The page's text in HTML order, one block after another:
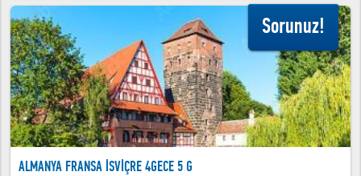
ALMANYA FRANSA İSVİÇRE 4GECE 5 G
Sorunuz!